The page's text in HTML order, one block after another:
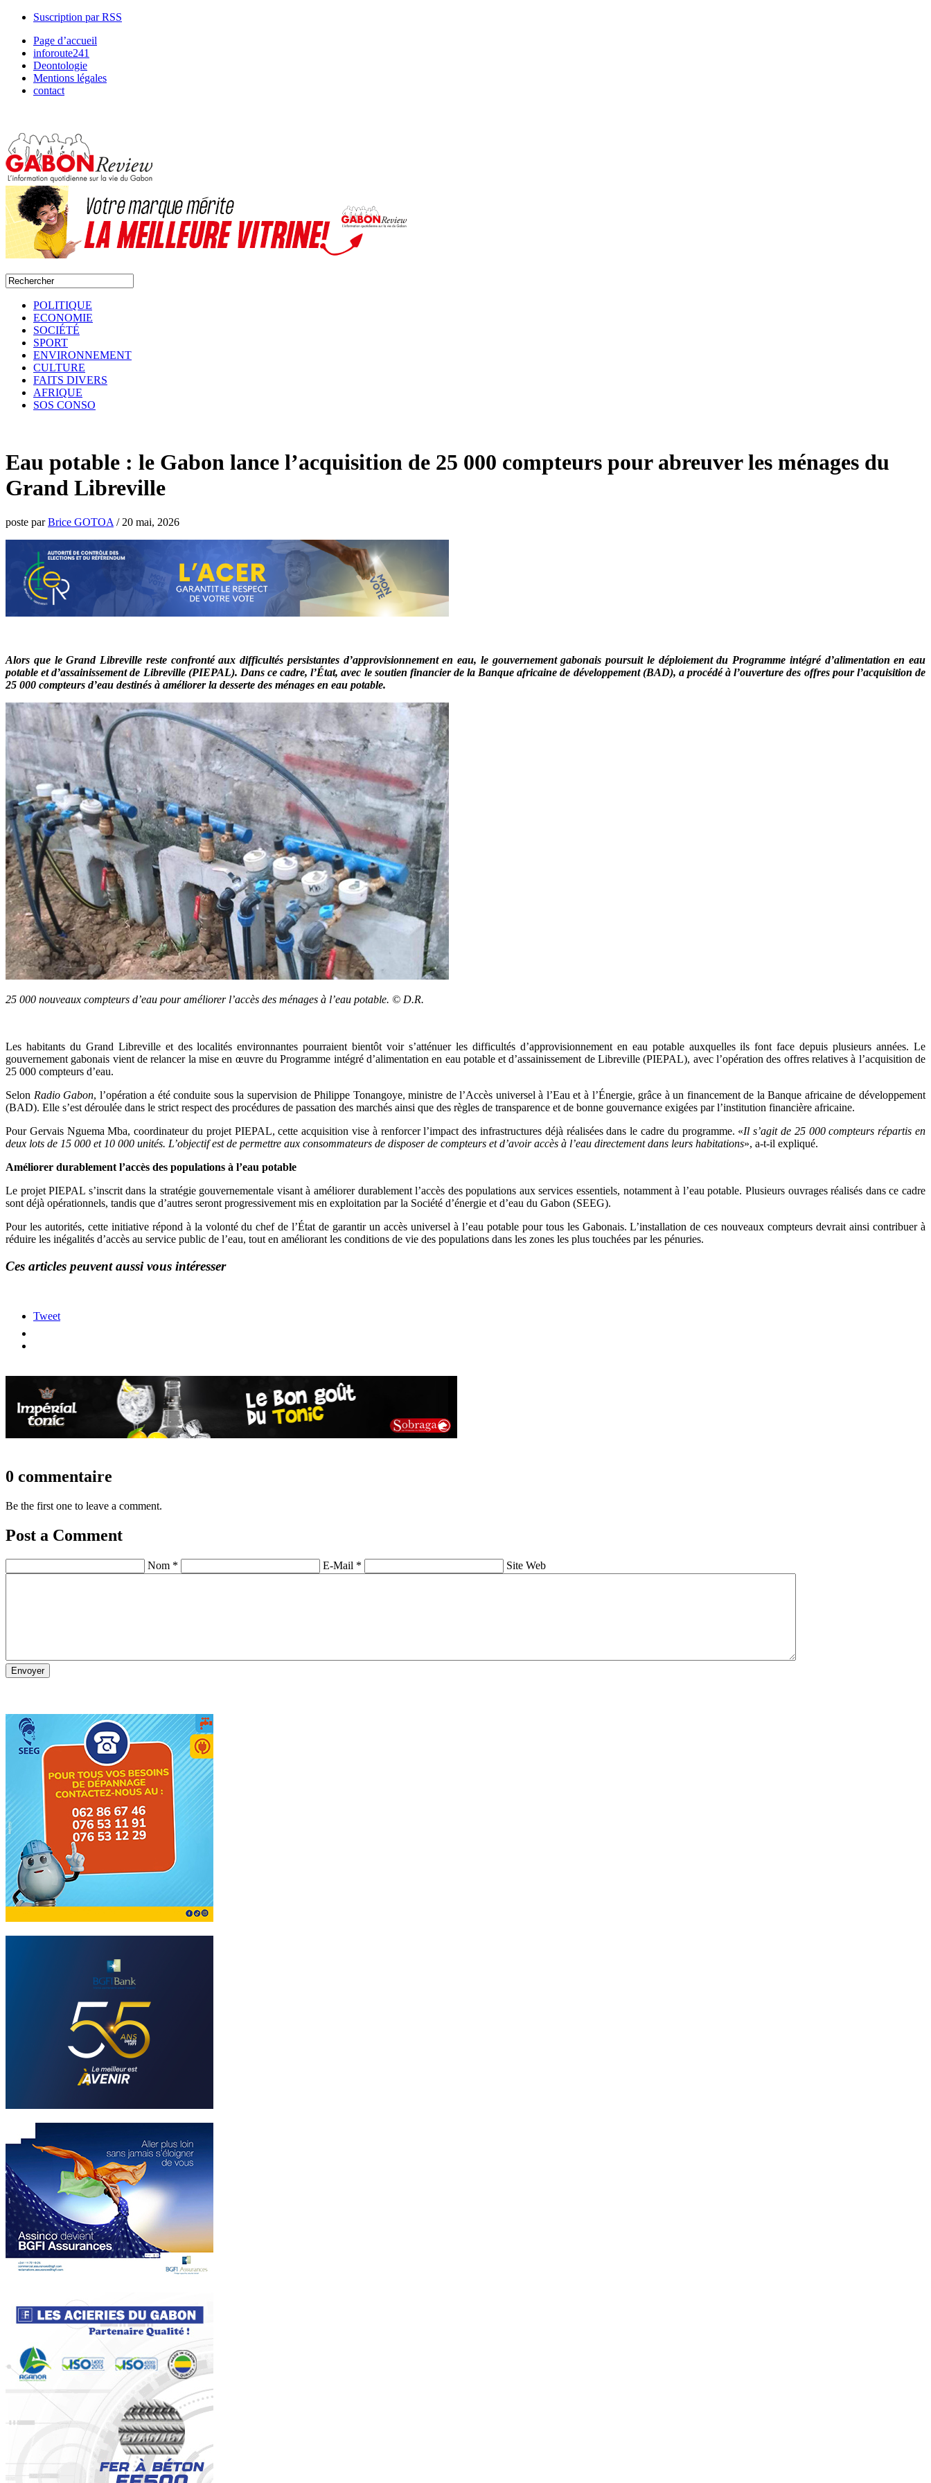
Suscription par RSS
Page d’accueil
inforoute241
Deontologie
Mentions légales
contact
POLITIQUE
ECONOMIE
SOCIÉTÉ
SPORT
ENVIRONNEMENT
CULTURE
FAITS DIVERS
AFRIQUE
SOS CONSO
Eau potable : le Gabon lance l’acquisition de 25 000 compteurs pour abreuver les ménages du
Grand Libreville
poste parBrice GOTOA / 20 mai, 2026
Alors que le Grand Libreville reste confronté aux difficultés persistantes d’approvisionnement en eau, le gouvernement gabonais poursuit le déploiement du Programme intégré d’alimentation en eau
potable et d’assainissement de Libreville (PIEPAL). Dans ce cadre, l’État, avec le soutien financier de la Banque africaine de développement (BAD), a procédé à l’ouverture des offres pour l’acquisition de
25 000 compteurs d’eau destinés à améliorer la desserte des ménages en eau potable.
25 000 nouveaux compteurs d’eau pour améliorer l’accès des ménages à l’eau potable. © D.R.
Les habitants du Grand Libreville et des localités environnantes pourraient bientôt voir s’atténuer les difficultés d’approvisionnement en eau potable auxquelles ils font face depuis plusieurs années. Le
gouvernement gabonais vient de relancer la mise en œuvre du Programme intégré d’alimentation en eau potable et d’assainissement de Libreville (PIEPAL), avec l’opération des offres relatives à l’acquisition de
25 000 compteurs d’eau.
Selon Radio Gabon, l’opération a été conduite sous la supervision de Philippe Tonangoye, ministre de l’Accès universel à l’Eau et à l’Énergie, grâce à un financement de la Banque africaine de développement
(BAD). Elle s’est déroulée dans le strict respect des procédures de passation des marchés ainsi que des règles de transparence et de bonne gouvernance exigées par l’institution financière africaine.
Pour Gervais Nguema Mba, coordinateur du projet PIEPAL, cette acquisition vise à renforcer l’impact des infrastructures déjà réalisées dans le cadre du programme. «Il s’agit de 25 000 compteurs répartis en
deux lots de 15 000 et 10 000 unités. L’objectif est de permettre aux consommateurs de disposer de compteurs et d’avoir accès à l’eau directement dans leurs habitations», a-t-il expliqué.
Améliorer durablement l’accès des populations à l’eau potable
Le projet PIEPAL s’inscrit dans la stratégie gouvernementale visant à améliorer durablement l’accès des populations aux services essentiels, notamment à l’eau potable. Plusieurs ouvrages réalisés dans ce cadre
sont déjà opérationnels, tandis que d’autres seront progressivement mis en exploitation par la Société d’énergie et d’eau du Gabon (SEEG).
Pour les autorités, cette initiative répond à la volonté du chef de l’État de garantir un accès universel à l’eau potable pour tous les Gabonais. L’installation de ces nouveaux compteurs devrait ainsi contribuer à
réduire les inégalités d’accès au service public de l’eau, tout en améliorant les conditions de vie des populations dans les zones les plus touchées par les pénuries.
Ces articles peuvent aussi vous intéresser
Tweet
0 commentaire
Be the first one to leave a comment.
Post a Comment
Nom * E-Mail * Site Web